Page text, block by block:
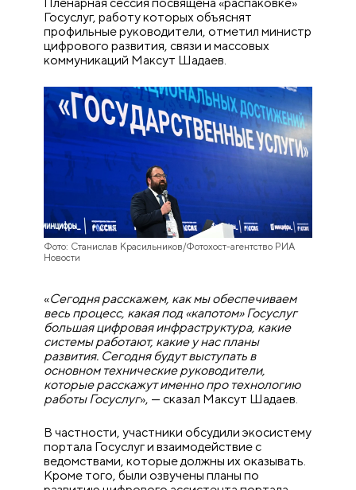
Госуслуг, работу которых объяснят
профильные руководители, отметил министр
цифрового развития, связи и массовых
коммуникаций Максут Шадаев.
Фото: Станислав Красильников/Фотохост-агентство РИА
Новости
«Сегодня расскажем, как мы обеспечиваем
весь процесс, какая под «капотом» Госуслуг
большая цифровая инфраструктура, какие
системы работают, какие у нас планы
развития. Сегодня будут выступать в
основном технические руководители,
которые расскажут именно про технологию
работы Госуслуг», — сказал Максут Шадаев.
В частности, участники обсудили экосистему
портала Госуслуг и взаимодействие с
ведомствами, которые должны их оказывать.
Кроме того, были озвучены планы по